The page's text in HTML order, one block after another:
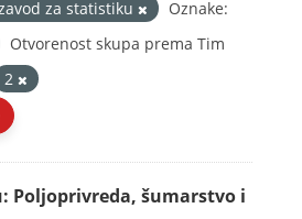
za statistiku
Oznake:
Otvorenost skupa prema Tim
2
Poljoprivreda, šumarstvo i